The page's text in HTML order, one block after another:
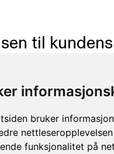
bruker
funksjonalitet på
til
lever opp til